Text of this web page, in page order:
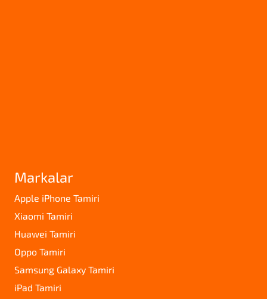
Markalar
Apple iPhone Tamiri
Xiaomi Tamiri
Huawei Tamiri
Oppo Tamiri
Samsung Galaxy Tamiri
iPad Tamiri